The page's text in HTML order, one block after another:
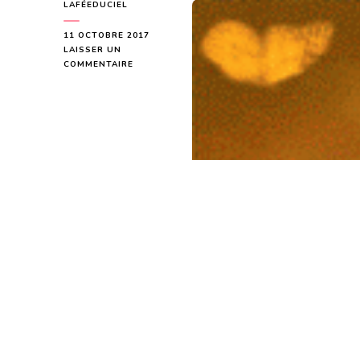
LAFÉEDUCIEL
11 OCTOBRE 2017
LAISSER UN
COMMENTAIRE